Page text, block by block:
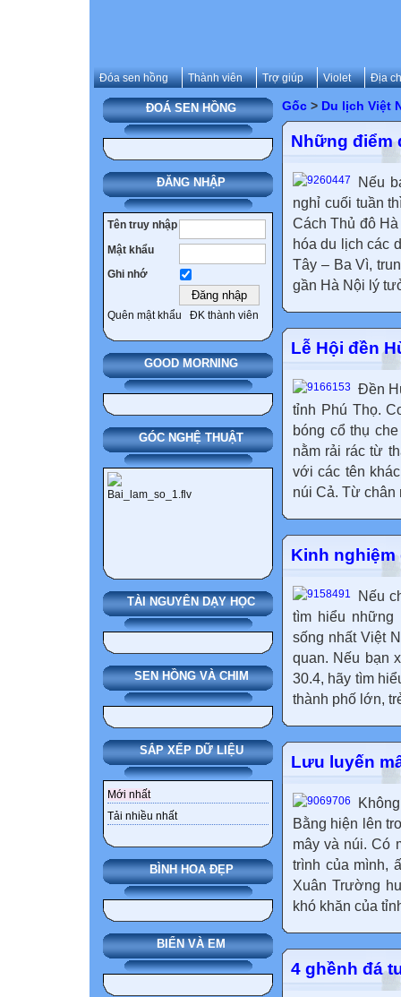
Đóa sen hồng Thành viên Trợ giúp Violet Địa
ĐOÁ SEN HỒNG
ĐĂNG NHẬP
Tên truy nhập
Mật khẩu
Ghi nhớ
Quên mật khẩu ĐK thành viên
GOOD MORNING
GÓC NGHỆ THUẬT
TÀI NGUYÊN DẠY HỌC
SEN HỒNG VÀ CHIM
SẮP XẾP DỮ LIỆU
Mới nhất
Tải nhiều nhất
BÌNH HOA ĐẸP
BIỂN VÀ EM
Gốc > Du lịch Việt
Những điểm
Nếu
nghỉ cuối tuần
Cách Thủ đô
hóa du lịch các
Tây – Ba Vì,
gần Hà Nội lý
Lễ Hội đền
Đền
tỉnh Phú Thọ.
bóng cổ thụ
nằm rải rác từ
với các tên
núi Cả. Từ chân
Kinh nghiệm
Nếu
tìm hiểu những
sống nhất Việt
quan. Nếu bạn
30.4, hãy tìm
thành phố lớn,
Lưu luyến
Bằng hiện lên
mây và núi. Có
trình của mình,
Xuân Trường
khó khăn của
4 ghềnh đá